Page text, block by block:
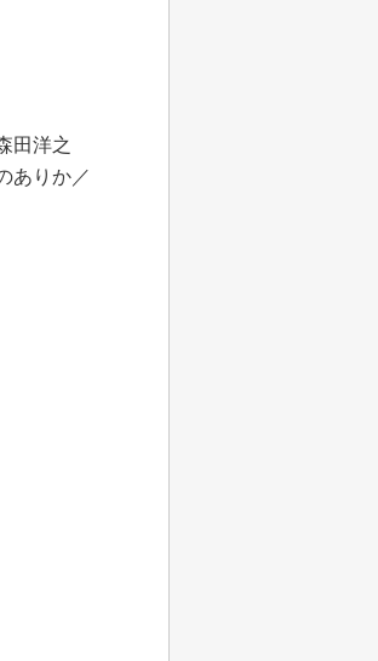
田洋之
ありか／